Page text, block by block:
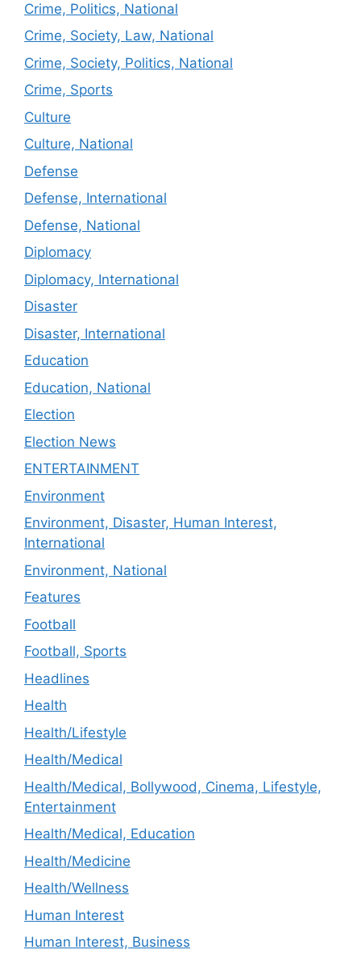
Crime, Politics, National
Crime, Society, Law, National
Crime, Society, Politics, National
Crime, Sports
Culture
Culture, National
Defense
Defense, International
Defense, National
Diplomacy
Diplomacy, International
Disaster
Disaster, International
Education
Education, National
Election
Election News
ENTERTAINMENT
Environment
Environment, Disaster, Human Interest,
International
Environment, National
Features
Football
Football, Sports
Headlines
Health
Health/Lifestyle
Health/Medical
Health/Medical, Bollywood, Cinema, Lifestyle,
Entertainment
Health/Medical, Education
Health/Medicine
Health/Wellness
Human Interest
Human Interest, Business